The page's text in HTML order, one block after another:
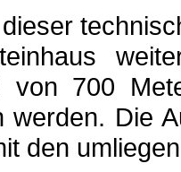
von 700
werden. Die
den